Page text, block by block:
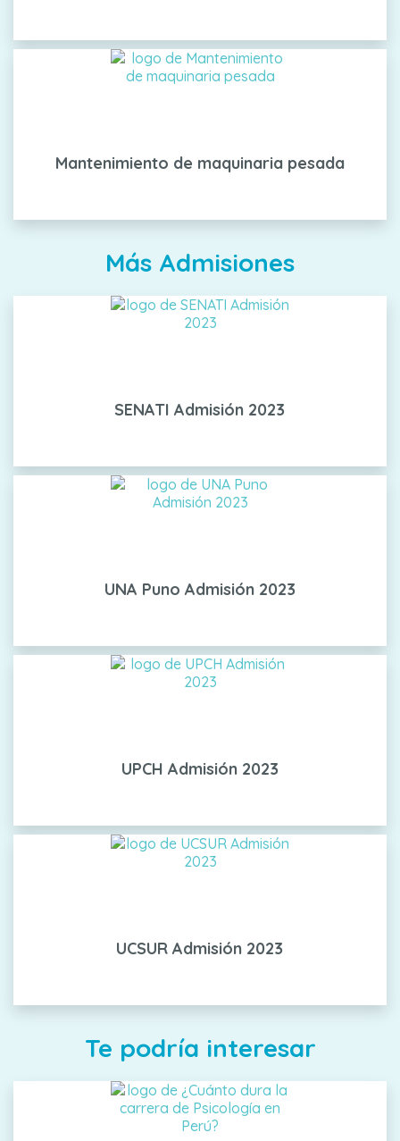
Mantenimiento de maquinaria pesada
Más Admisiones
SENATI Admisión 2023
UNA Puno Admisión 2023
UPCH Admisión 2023
UCSUR Admisión 2023
Te podría interesar